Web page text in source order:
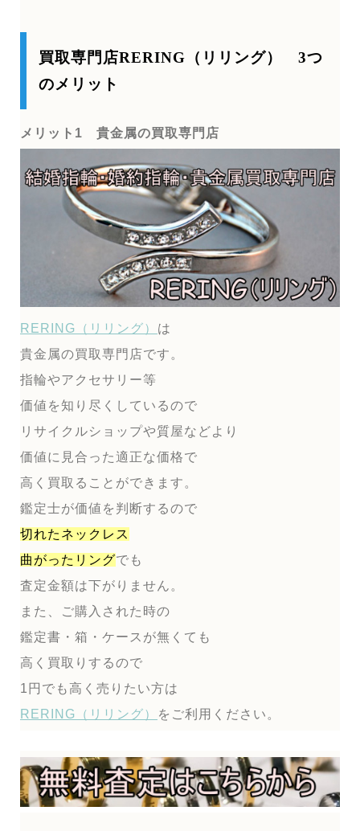
買取専門店RERING（リリング） 3つ
のメリット
メリット1 貴金属の買取専門店
RERING（リリング） は
貴金属の買取専門店です。
指輪やアクセサリー等
価値を知り尽くしているので
リサイクルショップや質屋などより
価値に見合った適正な価格で
高く買取ることができます。
鑑定士が価値を判断するので
切れたネックレス
曲がったリングでも
査定金額は下がりません。
また、ご購入された時の
鑑定書・箱・ケースが無くても
高く買取りするので
1円でも高く売りたい方は
RERING（リリング）
をご利用ください。